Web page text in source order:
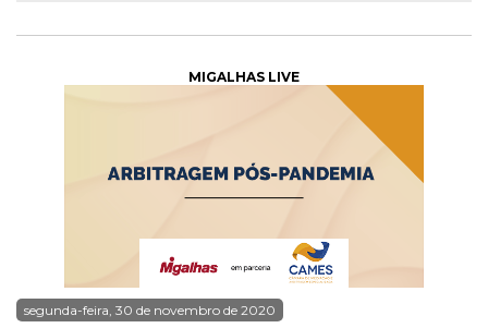
MIGALHAS LIVE
segunda-feira, 30 de novembro de 2020